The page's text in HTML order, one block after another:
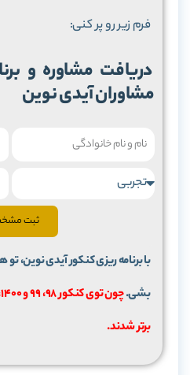
فرم زیر رو پر کنی:
دریافت مشاوره و
مشاوران آیدی نوین
ثبت
با برنامه ریزی کنکور آیدی نوین،
بشی.
برتر شدند.